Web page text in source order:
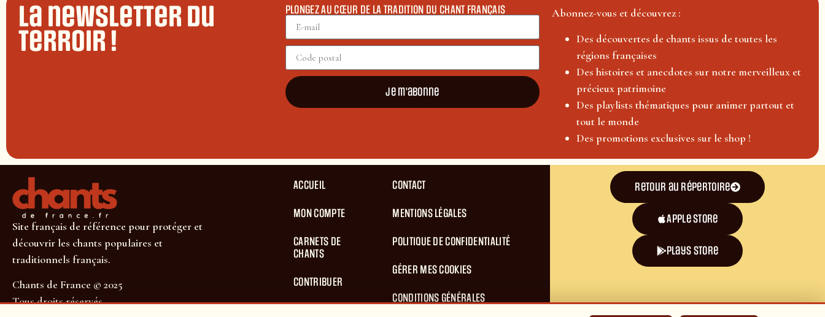
La newsletter du
terroir !
PLONGEZ AU CŒUR DE LA TRADITION DU CHANT FRANÇAIS
Je m'abonne
Abonnez-vous et découvrez :
Des découvertes de chants issus de toutes les
régions françaises
Des histoires et anecdotes sur notre merveilleux et
précieux patrimoine
Des playlists thématiques pour animer partout et
tout le monde
Des promotions exclusives sur le shop !
Site français de référence pour protéger et
découvrir les chants populaires et
traditionnels français.
Chants de France © 2025
Tous droits réservés
ACCUEIL
MON COMPTE
CARNETS DE
CHANTS
CONTRIBUER
CONTACT
MENTIONS LÉGALES
POLITIQUE DE CONFIDENTIALITÉ
GÉRER MES COOKIES
CONDITIONS GÉNÉRALES
Retour au répertoire
Apple Store
plays store